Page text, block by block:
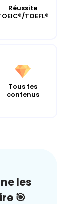
Réussite
TOEFL®
Tous tes
contenus
les
🎯